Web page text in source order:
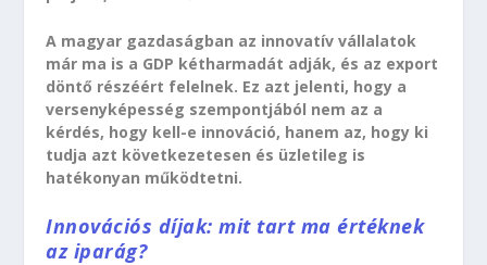
A magyar gazdaságban az innovatív vállalatok
már ma is a GDP kétharmadát adják, és az export
döntő részéért felelnek. Ez azt jelenti, hogy a
versenyképesség szempontjából nem az a
kérdés, hogy kell-e innováció, hanem az, hogy ki
tudja azt következetesen és üzletileg is
hatékonyan működtetni.
Innovációs díjak: mit tart ma értéknek
az iparág?